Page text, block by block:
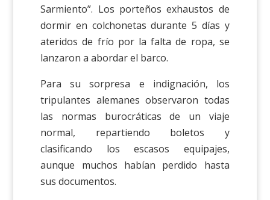
Sarmiento”. Los porteños exhaustos de
dormir en colchonetas durante 5 días y
ateridos de frío por la falta de ropa, se
lanzaron a abordar el barco.
Para su sorpresa e indignación, los
tripulantes alemanes observaron todas
las normas burocráticas de un viaje
normal, repartiendo boletos y
clasificando los escasos equipajes,
aunque muchos habían perdido hasta
sus documentos.